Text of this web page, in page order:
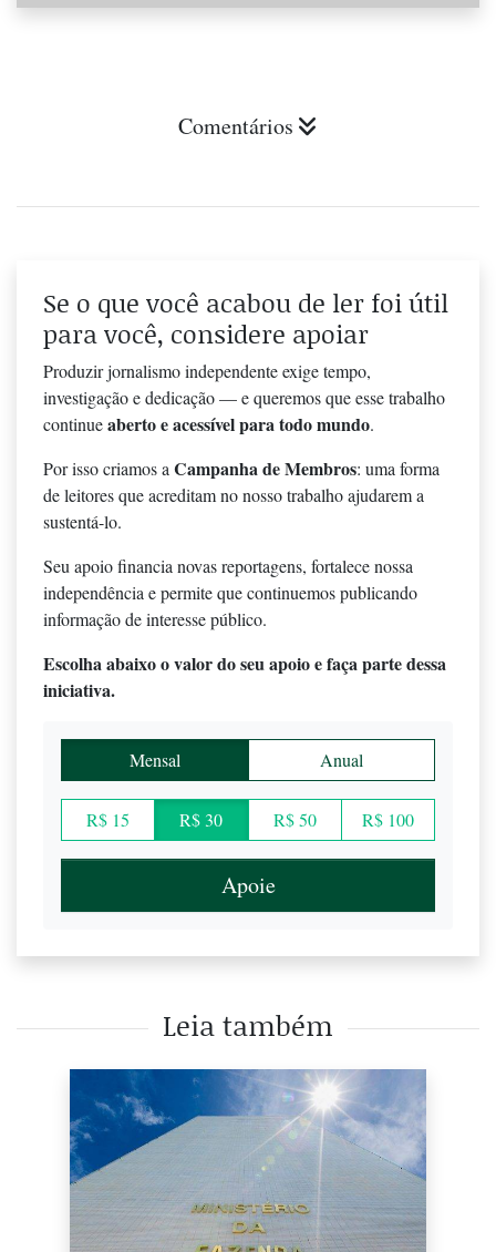
Comentários
Se o que você acabou de ler foi útil
para você, considere apoiar
Produzir jornalismo independente exige tempo,
investigação e dedicação — e queremos que esse trabalho
continueaberto e acessível para todo mundo.
Por isso criamos a Campanha de Membros: uma forma
de leitores que acreditam no nosso trabalho ajudarem a
sustentá-lo.
Seu apoio financia novas reportagens, fortalece nossa
independência e permite que continuemos publicando
informação de interesse público.
Escolha abaixo o valor do seu apoio e faça parte dessa
iniciativa.
Mensal Anual
R$ 15 R$ 30 R$ 50 R$ 100
Apoie
Leia também